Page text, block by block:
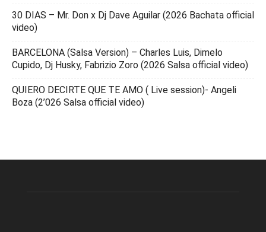
30 DIAS – Mr. Don x Dj Dave Aguilar (2026 Bachata official
video)
BARCELONA (Salsa Version) – Charles Luis, Dimelo
Cupido, Dj Husky, Fabrizio Zoro (2026 Salsa official video)
QUIERO DECIRTE QUE TE AMO ( Live session)- Angeli
Boza (2’026 Salsa official video)